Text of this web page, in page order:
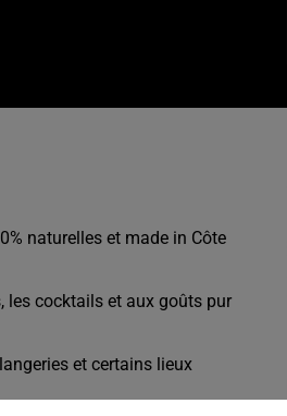
naturelles et made in Côte
les cocktails et aux goûts pur
et certains lieux